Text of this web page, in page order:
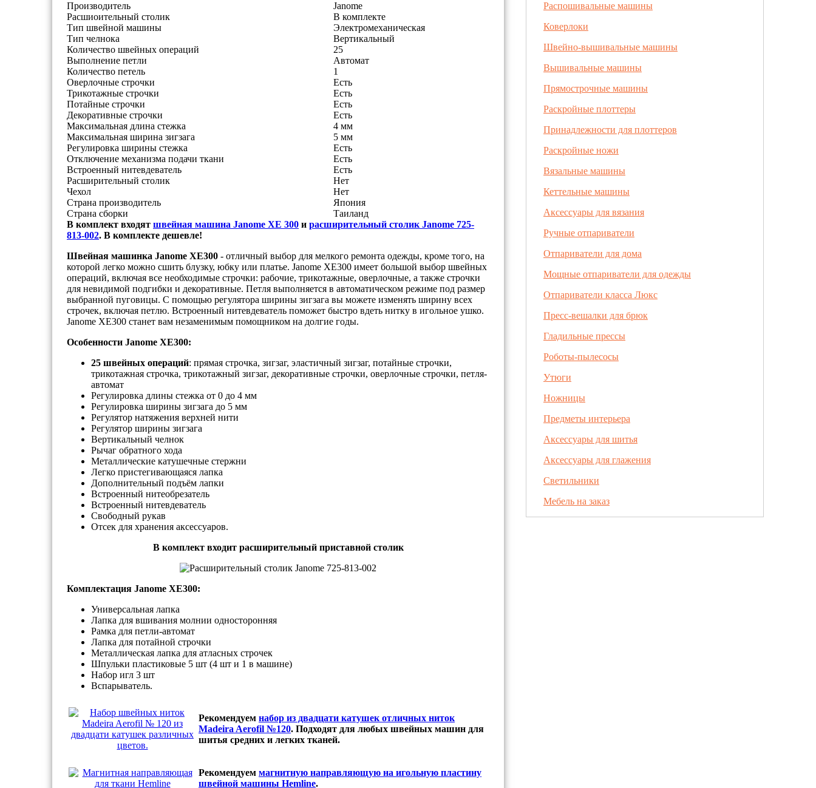
Производитель
Janome
Расшиоительный столик
В комплекте
Тип швейной машины
Электромеханическая
Тип челнока
Вертикальный
Количество швейных операций
25
Выполнение петли
Автомат
Количество петель
1
Оверлочные строчки
Есть
Трикотажные строчки
Есть
Потайные строчки
Есть
Декоративные строчки
Есть
Максимальная длина стежка
4 мм
Максимальная ширина зигзага
5 мм
Регулировка ширины стежка
Есть
Отключение механизма подачи ткани
Есть
Встроенный нитевдеватель
Есть
Расширительный столик
Нет
Чехол
Нет
Страна производитель
Япония
Страна сборки
Таиланд
В комплект входят швейная машина Janome XE 300 и расширительный столик Janome 725-
813-002. В комплекте дешевле!
Швейная машинка Janome XE300 - отличный выбор для мелкого ремонта одежды, кроме того, на
которой легко можно сшить блузку, юбку или платье. Janome XE300 имеет большой выбор швейных
операций, включая все необходимые строчки: рабочие, трикотажные, оверлочные, а также строчки
для невидимой подгибки и декоративные. Петля выполняется в автоматическом режиме под размер
выбранной пуговицы. С помощью регулятора ширины зигзага вы можете изменять ширину всех
строчек, включая петлю. Встроенный нитевдеватель поможет быстро вдеть нитку в игольное ушко.
Janome XE300 станет вам незаменимым помощником на долгие годы.
Особенности Janome XE300:
25 швейных операций: прямая строчка, зигзаг, эластичный зигзаг, потайные строчки,
трикотажная строчка, трикотажный зигзаг, декоративные строчки, оверлочные строчки, петля-
автомат
Регулировка длины стежка от 0 до 4 мм
Регулировка ширины зигзага до 5 мм
Регулятор натяжения верхней нити
Регулятор ширины зигзага
Вертикальный челнок
Рычаг обратного хода
Металлические катушечные стержни
Легко пристегивающаяся лапка
Дополнительный подъём лапки
Встроенный нитеобрезатель
Встроенный нитевдеватель
Свободный рукав
Отсек для хранения аксессуаров.
В комплект входит расширительный приставной столик
Комплектация Janome XE300:
Универсальная лапка
Лапка для вшивания молнии односторонняя
Рамка для петли-автомат
Лапка для потайной строчки
Металлическая лапка для атласных строчек
Шпульки пластиковые 5 шт (4 шт и 1 в машине)
Набор игл 3 шт
Вспарыватель.
Рекомендуем набор из двадцати катушек отличных ниток
Madeira Aerofil №120. Подходят для любых швейных машин для
шитья средних и легких тканей.
Рекомендуем магнитную направляющую на игольную пластину
швейной машины Hemline.
Распошивальные машины
Коверлоки
Швейно-вышивальные машины
Вышивальные машины
Прямострочные машины
Раскройные плоттеры
Принадлежности для плоттеров
Раскройные ножи
Вязальные машины
Кеттельные машины
Аксессуары для вязания
Ручные отпариватели
Отпариватели для дома
Мощные отпариватели для одежды
Отпариватели класса Люкс
Пресс-вешалки для брюк
Гладильные прессы
Роботы-пылесосы
Утюги
Ножницы
Предметы интерьера
Аксессуары для шитья
Аксессуары для глажения
Светильники
Мебель на заказ